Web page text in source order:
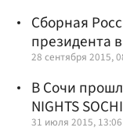
Сборная
президента
28 сентября 2015,
В Сочи
NIGHTS SOCHI
31 июля 2015, 13:06